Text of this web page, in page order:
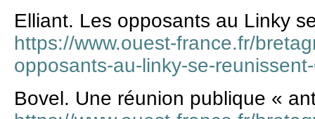
Elliant. Les opposants au Linky
https://www.ouest-france.fr/
opposants-au-linky-se-
Bovel. Une réunion publique «